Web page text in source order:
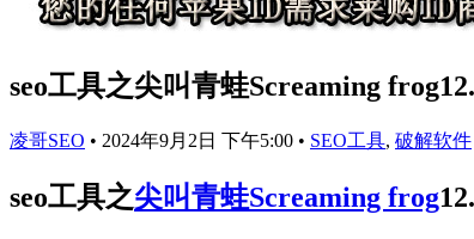
seo工具之尖叫青蛙Screaming
凌哥SEO • 2024年9月2日 下午5:00 • SEO工具, 破解软件
seo工具之尖叫青蛙Screaming frog